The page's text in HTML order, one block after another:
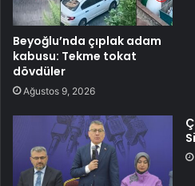
Beyoğlu’nda çıplak adam
kabusu: Tekme tokat
dövdüler
Ağustos 9, 2026